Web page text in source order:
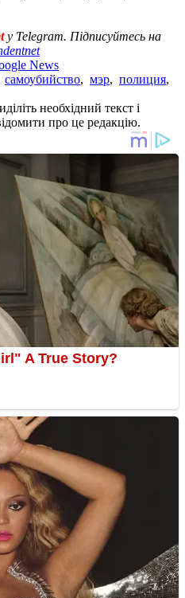
у Telegram. Підписуйтесь на
News
самоубийство, мэр, полиция,
необхідний текст і
про це редакцію.